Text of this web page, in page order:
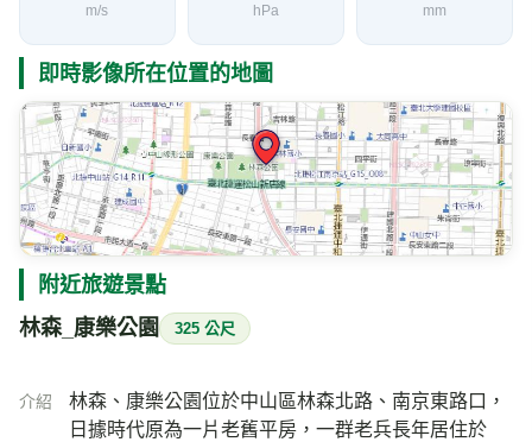
m/s hPa mm
即時影像所在位置的地圖
附近旅遊景點
林森_康樂公園 325 公尺
介紹
林森、康樂公園位於中山區林森北路、南京東路口，
日據時代原為一片老舊平房，一群老兵長年居住於